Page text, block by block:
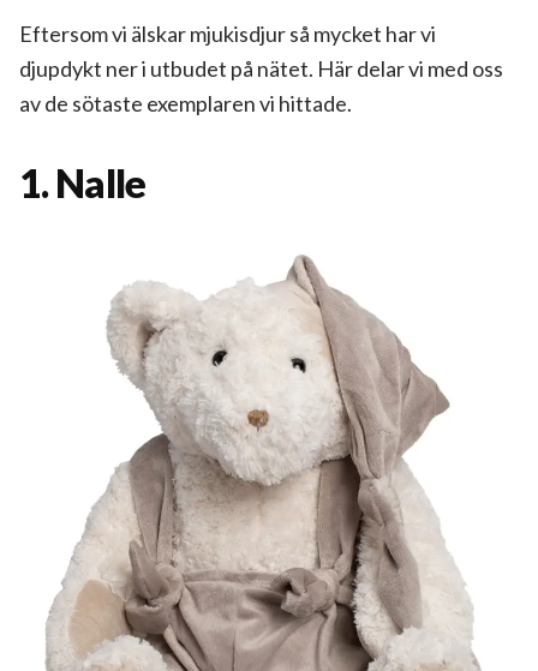
Eftersom vi älskar mjukisdjur så mycket har vi
djupdykt ner i utbudet på nätet. Här delar vi med oss
av de sötaste exemplaren vi hittade.
1. Nalle